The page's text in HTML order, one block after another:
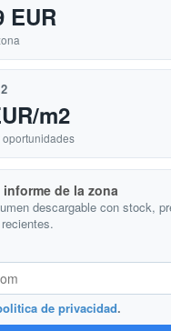
EUR
m2
informe de la zona
descargable con stock,
de privacidad.